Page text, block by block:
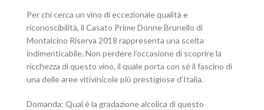
Per chi cerca un vino di eccezionale qualità e
riconoscibilità, il Casato Prime Donne Brunello di
Montalcino Riserva 2018 rappresenta una scelta
indimenticabile. Non perdere l’occasione di scoprire la
ricchezza di questo vino, il quale porta con sé il fascino di
una delle aree vitivinicole più prestigiose d’Italia.
Domanda: Qual è la gradazione alcolica di questo